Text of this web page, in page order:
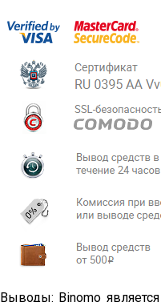
Выводы: Binomo